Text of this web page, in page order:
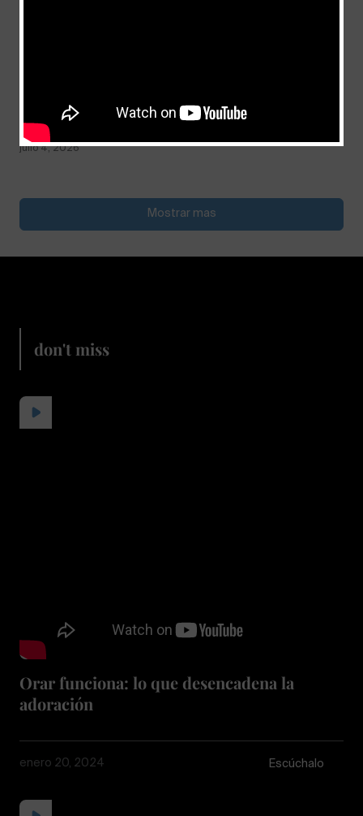
Comprometido con la meta de la fe
julio 4, 2026
Mostrar mas
don't miss
Orar funciona: lo que desencadena la
adoración
enero 20, 2024 Escúchalo